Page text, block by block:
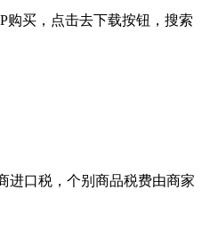
购买，点击去下载按钮，搜索
进口税，个别商品税费由商家